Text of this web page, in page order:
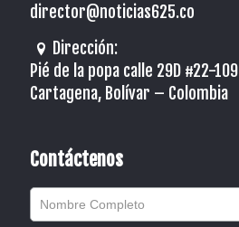
director@noticias625.co
Dirección:
Pié de la popa calle 29D #22-109
Cartagena, Bolívar – Colombia
Contáctenos